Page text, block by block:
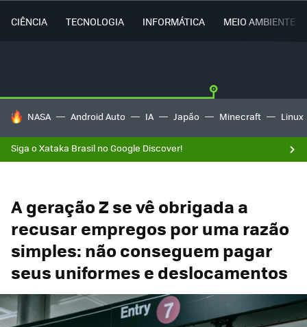
CIÊNCIA TECNOLOGIA INFORMÁTICA MEIO AMBIENTE
TENDÊNCIAS DO DIA
NASA Android Auto IA Japão Minecraft Linux
Siga o Xataka Brasil no Google Discover!
A geração Z se vê obrigada a
recusar empregos por uma razão
simples: não conseguem pagar
seus uniformes e deslocamentos